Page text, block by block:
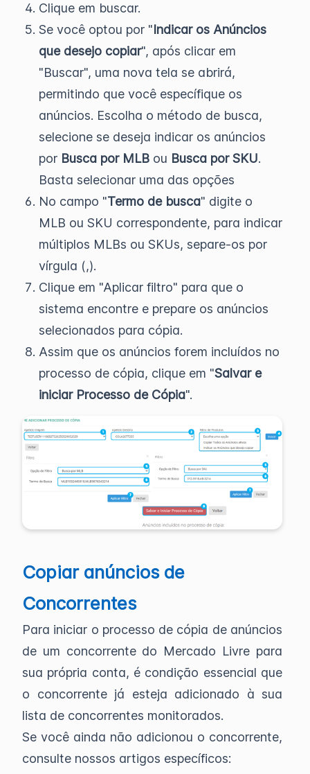
Clique em buscar.
Se você optou por "Indicar os Anúncios
que desejo copiar", após clicar em
"Buscar", uma nova tela se abrirá,
permitindo que você específique os
anúncios. Escolha o método de busca,
selecione se deseja indicar os anúncios
por Busca por MLB ou Busca por SKU.
Basta selecionar uma das opções
No campo "Termo de busca" digite o
MLB ou SKU correspondente, para indicar
múltiplos MLBs ou SKUs, separe-os por
vírgula (,).
Clique em "Aplicar filtro" para que o
sistema encontre e prepare os anúncios
selecionados para cópia.
Assim que os anúncios forem incluídos no
processo de cópia, clique em "Salvar e
iniciar Processo de Cópia".
Copiar anúncios de
Concorrentes
Para iniciar o processo de cópia de anúncios
de um concorrente do Mercado Livre para
sua própria conta, é condição essencial que
o concorrente já esteja adicionado à sua
lista de concorrentes monitorados.
Se você ainda não adicionou o concorrente,
consulte nossos artigos específicos: